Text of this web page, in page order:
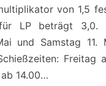
von 1,5
LP beträgt 3,0.
und Samstag 11.
Freitag
14.00…